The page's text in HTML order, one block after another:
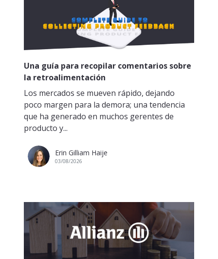
Una guía para recopilar comentarios sobre
la retroalimentación
Los mercados se mueven rápido, dejando
poco margen para la demora; una tendencia
que ha generado en muchos gerentes de
producto y...
Erin Gilliam Haije
03/08/2026